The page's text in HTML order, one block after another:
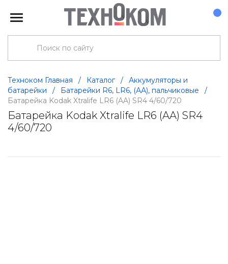
Техноком Главная / Каталог /
Аккумуляторы и
батарейки
/ Батарейки R6, LR6, (АА), пальчиковые
/
Батарейка Kodak Xtralife LR6 (AA) SR4 4/60/720
Батарейка Kodak Xtralife LR6 (AA) SR4
4/60/720